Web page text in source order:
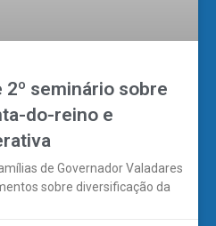
seminário sobre
do-reino e
de Governador Valadares
sobre diversificação da